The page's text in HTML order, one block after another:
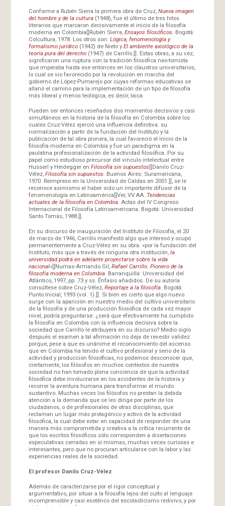
Conforme a Rubén Sierra la primera obra de Cruz, Nueva imagen
del hombre y de la cultura(1948), fue el último de tres hitos
literarios que marcaron decisivamente el inicio de la filosofía
moderna en Colombia[[Rubén Sierra, Ensayos filosóficos. Bogotá:
Colcultura, 1978. Los otros son: Lógica, fenomenología y
formalismo jurídico (1942) de Nieto yEl ambiente axiológico de la
teoría pura del derecho (1947) de Carrillo.]]. Estas obras, a su vez,
significaron una ruptura con la tradición filosófica neo-tomista
que imperaba hasta ese entonces en los claustros universitarios,
lo cual se vio favorecido por la revolución en marcha del
gobierno de López-Pumarejo por cuyas reformas educativas se
allanó el camino para la implementación de un tipo de filosofía
más liberal y menos teológica, es decir, laica.
Pueden ser entonces reseñados dos momentos decisivos y casi
simultáneos en la historia de la filosofía en Colombia sobre los
cuales Cruz-Vélez ejerció una influencia definitiva: su
normalización a partir de la fundación del Instituto y la
publicación de tal obra pionera, la cual favoreció el inicio de la
filosofía moderna en Colombia y fue un paradigma en la
paulatina profesionalización de la actividad filosófica. Por su
papel como estudioso precursor del vínculo intelectual entre
Husserl y Heidegger en Filosofía sin supuestos[[Danilo Cruz-
Vélez, Filosofía sin supuestos. Buenos Aires: Suramericana,
1970. Reimpreso en la Universidad de Caldas en 2001.]], se le
reconoce asimismo el haber sido un importante difusor de la
fenomenología en Latinoamérica[[Ver, VV.AA. Tendencias
actuales de la filosofía en Colombia. Actas del IV Congreso
Internacional de Filosofía Latinoamericana. Bogotá: Universidad
Santo Tomás, 1988.]].
En su discurso de inauguración del Instituto de Filosofía, el 20
de marzo de 1946, Carrillo manifestó algo que interesó y ocupó
permanentemente a Cruz-Vélez en su obra: «por la fundación del
Instituto, más que a través de ninguna otra institución, la
universidad podrá en adelante proyectarse sobre la vida
nacional«[[Numas-Armando Gil, Rafael Carrillo. Pionero de la
filosofía moderna en Colombia. Barranquilla: Universidad del
Atlántico, 1997, pp. 73 y ss. Énfasis añadidos. De su autoría
consúltese sobre Cruz-Vélez, Reportaje a la filosofía. Bogotá:
Punto Inicial, 1993 (vol. 1).]]. Si bien es cierto que algo nuevo
surge con la aparición en nuestro medio del cultivo universitario
de la filosofía y de una producción filosófica de cada vez mayor
nivel, podría preguntarse: ¿será que efectivamente ha cumplido
la filosofía en Colombia con la influencia decisiva sobre la
sociedad que Carrillo le atribuyera en su discurso? Medio siglo
después el examen a tal afirmación no deja de revestir validez
porque, pese a que es unánime el reconocimiento del ascenso
que en Colombia ha tenido el cultivo profesional y serio de la
actividad y producción filosóficas, no podemos desconocer que,
ciertamente, los filósofos en muchos contextos de nuestra
sociedad no han tomado plena conciencia de que la actividad
filosófica debe involucrarse en los accidentes de la historia y
recorrer la aventura humana para transformar el mundo
sustantivo. Muchas veces los filósofos no prestan la debida
atención a la demanda que se les dirige por parte de los
ciudadanos, o de profesionales de otras disciplinas, que
reclaman un lugar más protagónico y activo de la actividad
filosófica, la cual debe estar en capacidad de responder de una
manera más comprometida y creativa a la crítica recurrente de
que los escritos filosóficos sólo corresponden a disertaciones
especulativas cerradas en sí mismas, muchas veces curiosas e
interesantes, pero que no procuran articularse con la labor y las
experiencias reales de la sociedad.
El profesor Danilo Cruz-Vélez
Además de caracterizarse por el rigor conceptual y
argumentativo, por situar a la filosofía lejos del culto al lenguaje
incomprensible y casi esotérico del escolasticismo redivivo, y por